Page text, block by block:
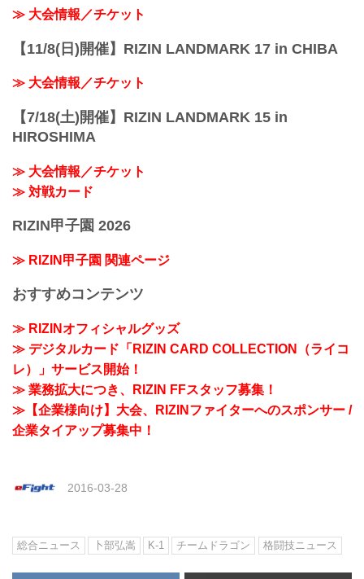
≫ 大会情報／チケット
【11/8(日)開催】RIZIN LANDMARK 17 in CHIBA
≫ 大会情報／チケット
【7/18(土)開催】RIZIN LANDMARK 15 in
HIROSHIMA
≫ 大会情報／チケット
≫ 対戦カード
RIZIN甲子園 2026
≫ RIZIN甲子園 関連ページ
おすすめコンテンツ
≫ RIZINオフィシャルグッズ
≫ デジタルカード「RIZIN CARD COLLECTION（ライコ
レ）」サービス開始！
≫ 業務拡大につき、RIZIN FFスタッフ募集！
≫【企業様向け】大会、RIZINファイターへのスポンサー /
企業タイアップ募集中！
2016-03-28
総合ニュース 卜部弘嵩 K-1 チームドラゴン 格闘技ニュース